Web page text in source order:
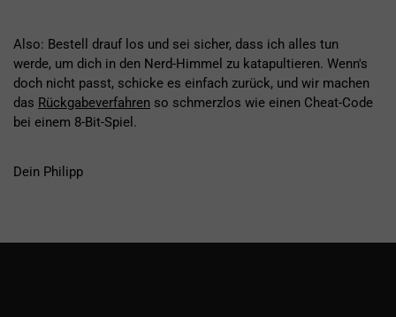
Also: Bestell drauf los und sei sicher, dass ich alles tun
werde, um dich in den Nerd-Himmel zu katapultieren. Wenn's
doch nicht passt, schicke es einfach zurück, und wir machen
das Rückgabeverfahren so schmerzlos wie einen Cheat-Code
bei einem 8-Bit-Spiel.
Dein Philipp